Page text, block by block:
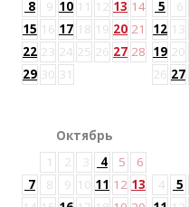
8
9 10 11 12 13 14
15 16 17 18 19 20 21
22 23 24 25 26 27 28
29 30 31
5
6
12 13
19 20
26 27
Октябрь
1
2 3 4 5
6
7
8 9 10 11 12 13
4
5